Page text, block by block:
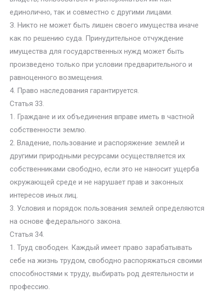
единолично, так и совместно с другими лицами.
З. Никто не может быть лишен своего имущества иначе
как по решению суда. Принудительное отчуждение
имущества для государственных нужд может быть
произведено только при условии предварительного и
равноценного возмещения.
4. Право наследования гарантируется.
Статья 33.
1. Граждане и их объединения вправе иметь в частной
собственности землю.
2. Владение, пользование и распоряжение землей и
другими природными ресурсами осуществляется их
собственниками свободно, если это не наносит ущерба
окружающей среде и не нарушает прав и законных
интересов иных лиц.
3. Условия и порядок пользования землей определяются
на основе федерального закона.
Статья 34.
1. Труд свободен. Каждый имеет право зарабатывать
себе на жизнь трудом, свободно распоряжаться своими
способностями к труду, выбирать род деятельности и
профессию.